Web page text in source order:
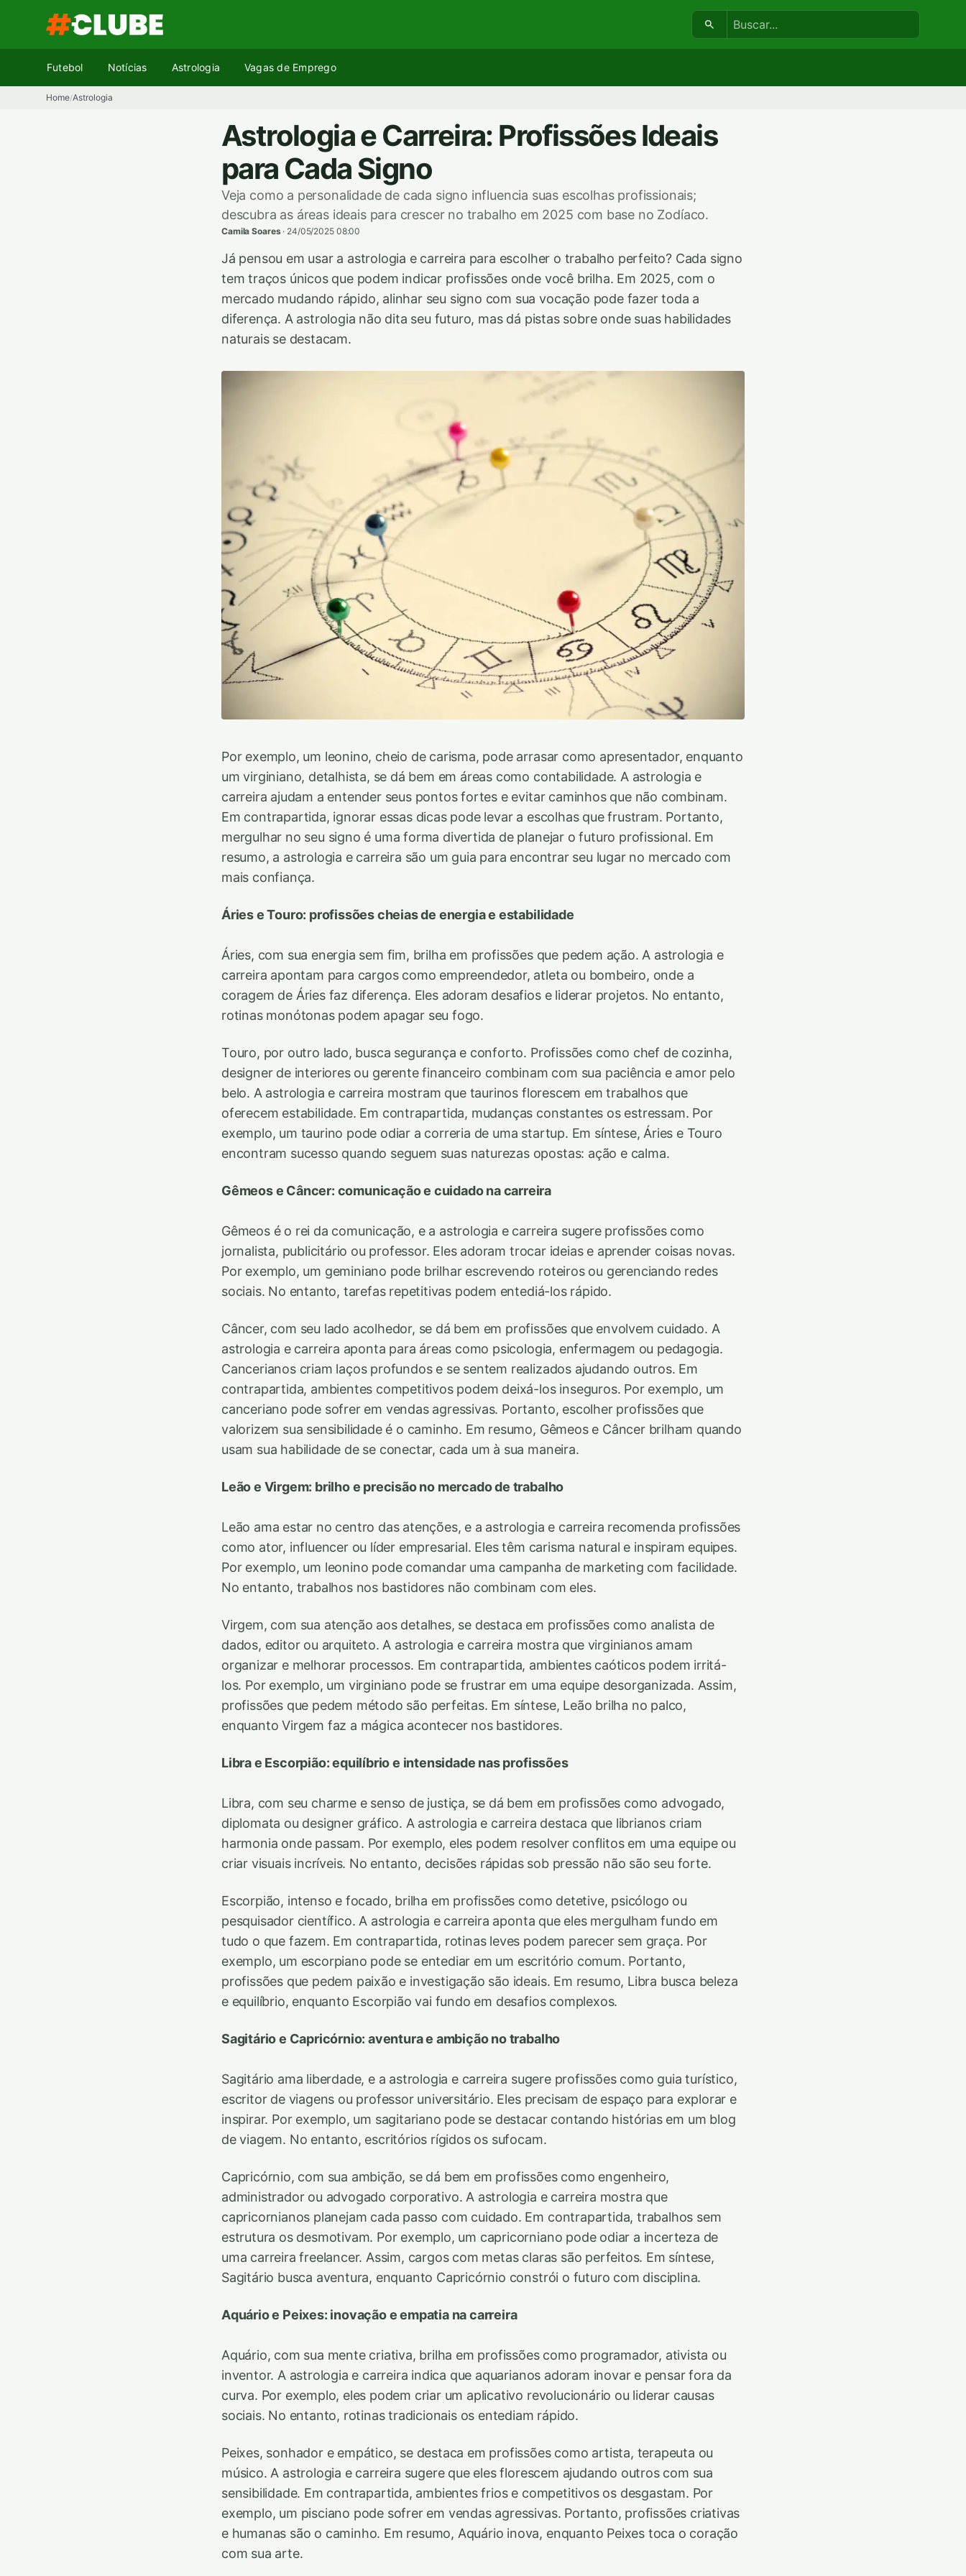
conteúdo
Buscar:
Futebol Notícias Astrologia Vagas de Emprego
Home/Astrologia
Astrologia e Carreira: Profissões Ideais
para Cada Signo
Veja como a personalidade de cada signo influencia suas escolhas profissionais;
descubra as áreas ideais para crescer no trabalho em 2025 com base no Zodíaco.
Camila Soares· 24/05/2025 08:00
Já pensou em usar a astrologia e carreira para escolher o trabalho perfeito? Cada signo
tem traços únicos que podem indicar profissões onde você brilha. Em 2025, com o
mercado mudando rápido, alinhar seu signo com sua vocação pode fazer toda a
diferença. A astrologia não dita seu futuro, mas dá pistas sobre onde suas habilidades
naturais se destacam.
Por exemplo, um leonino, cheio de carisma, pode arrasar como apresentador, enquanto
um virginiano, detalhista, se dá bem em áreas como contabilidade. A astrologia e
carreira ajudam a entender seus pontos fortes e evitar caminhos que não combinam.
Em contrapartida, ignorar essas dicas pode levar a escolhas que frustram. Portanto,
mergulhar no seu signo é uma forma divertida de planejar o futuro profissional. Em
resumo, a astrologia e carreira são um guia para encontrar seu lugar no mercado com
mais confiança.
Áries e Touro: profissões cheias de energia e estabilidade
Áries, com sua energia sem fim, brilha em profissões que pedem ação. A astrologia e
carreira apontam para cargos como empreendedor, atleta ou bombeiro, onde a
coragem de Áries faz diferença. Eles adoram desafios e liderar projetos. No entanto,
rotinas monótonas podem apagar seu fogo.
Touro, por outro lado, busca segurança e conforto. Profissões como chef de cozinha,
designer de interiores ou gerente financeiro combinam com sua paciência e amor pelo
belo. A astrologia e carreira mostram que taurinos florescem em trabalhos que
oferecem estabilidade. Em contrapartida, mudanças constantes os estressam. Por
exemplo, um taurino pode odiar a correria de uma startup. Em síntese, Áries e Touro
encontram sucesso quando seguem suas naturezas opostas: ação e calma.
Gêmeos e Câncer: comunicação e cuidado na carreira
Gêmeos é o rei da comunicação, e a astrologia e carreira sugere profissões como
jornalista, publicitário ou professor. Eles adoram trocar ideias e aprender coisas novas.
Por exemplo, um geminiano pode brilhar escrevendo roteiros ou gerenciando redes
sociais. No entanto, tarefas repetitivas podem entediá-los rápido.
Câncer, com seu lado acolhedor, se dá bem em profissões que envolvem cuidado. A
astrologia e carreira aponta para áreas como psicologia, enfermagem ou pedagogia.
Cancerianos criam laços profundos e se sentem realizados ajudando outros. Em
contrapartida, ambientes competitivos podem deixá-los inseguros. Por exemplo, um
canceriano pode sofrer em vendas agressivas. Portanto, escolher profissões que
valorizem sua sensibilidade é o caminho. Em resumo, Gêmeos e Câncer brilham quando
usam sua habilidade de se conectar, cada um à sua maneira.
Leão e Virgem: brilho e precisão no mercado de trabalho
Leão ama estar no centro das atenções, e a astrologia e carreira recomenda profissões
como ator, influencer ou líder empresarial. Eles têm carisma natural e inspiram equipes.
Por exemplo, um leonino pode comandar uma campanha de marketing com facilidade.
No entanto, trabalhos nos bastidores não combinam com eles.
Virgem, com sua atenção aos detalhes, se destaca em profissões como analista de
dados, editor ou arquiteto. A astrologia e carreira mostra que virginianos amam
organizar e melhorar processos. Em contrapartida, ambientes caóticos podem irritá-
los. Por exemplo, um virginiano pode se frustrar em uma equipe desorganizada. Assim,
profissões que pedem método são perfeitas. Em síntese, Leão brilha no palco,
enquanto Virgem faz a mágica acontecer nos bastidores.
Libra e Escorpião: equilíbrio e intensidade nas profissões
Libra, com seu charme e senso de justiça, se dá bem em profissões como advogado,
diplomata ou designer gráfico. A astrologia e carreira destaca que librianos criam
harmonia onde passam. Por exemplo, eles podem resolver conflitos em uma equipe ou
criar visuais incríveis. No entanto, decisões rápidas sob pressão não são seu forte.
Escorpião, intenso e focado, brilha em profissões como detetive, psicólogo ou
pesquisador científico. A astrologia e carreira aponta que eles mergulham fundo em
tudo o que fazem. Em contrapartida, rotinas leves podem parecer sem graça. Por
exemplo, um escorpiano pode se entediar em um escritório comum. Portanto,
profissões que pedem paixão e investigação são ideais. Em resumo, Libra busca beleza
e equilíbrio, enquanto Escorpião vai fundo em desafios complexos.
Sagitário e Capricórnio: aventura e ambição no trabalho
Sagitário ama liberdade, e a astrologia e carreira sugere profissões como guia turístico,
escritor de viagens ou professor universitário. Eles precisam de espaço para explorar e
inspirar. Por exemplo, um sagitariano pode se destacar contando histórias em um blog
de viagem. No entanto, escritórios rígidos os sufocam.
Capricórnio, com sua ambição, se dá bem em profissões como engenheiro,
administrador ou advogado corporativo. A astrologia e carreira mostra que
capricornianos planejam cada passo com cuidado. Em contrapartida, trabalhos sem
estrutura os desmotivam. Por exemplo, um capricorniano pode odiar a incerteza de
uma carreira freelancer. Assim, cargos com metas claras são perfeitos. Em síntese,
Sagitário busca aventura, enquanto Capricórnio constrói o futuro com disciplina.
Aquário e Peixes: inovação e empatia na carreira
Aquário, com sua mente criativa, brilha em profissões como programador, ativista ou
inventor. A astrologia e carreira indica que aquarianos adoram inovar e pensar fora da
curva. Por exemplo, eles podem criar um aplicativo revolucionário ou liderar causas
sociais. No entanto, rotinas tradicionais os entediam rápido.
Peixes, sonhador e empático, se destaca em profissões como artista, terapeuta ou
músico. A astrologia e carreira sugere que eles florescem ajudando outros com sua
sensibilidade. Em contrapartida, ambientes frios e competitivos os desgastam. Por
exemplo, um pisciano pode sofrer em vendas agressivas. Portanto, profissões criativas
e humanas são o caminho. Em resumo, Aquário inova, enquanto Peixes toca o coração
com sua arte.